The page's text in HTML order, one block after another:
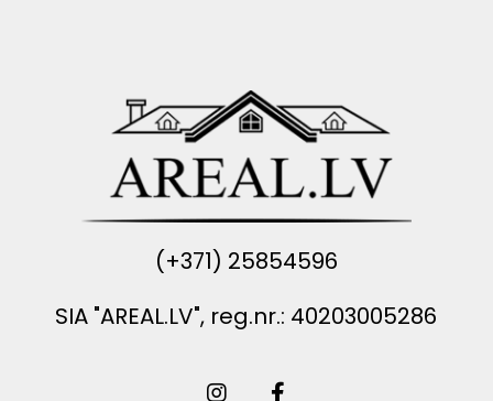
(+371) 25854596
SIA "AREAL.LV", reg.nr.: 40203005286